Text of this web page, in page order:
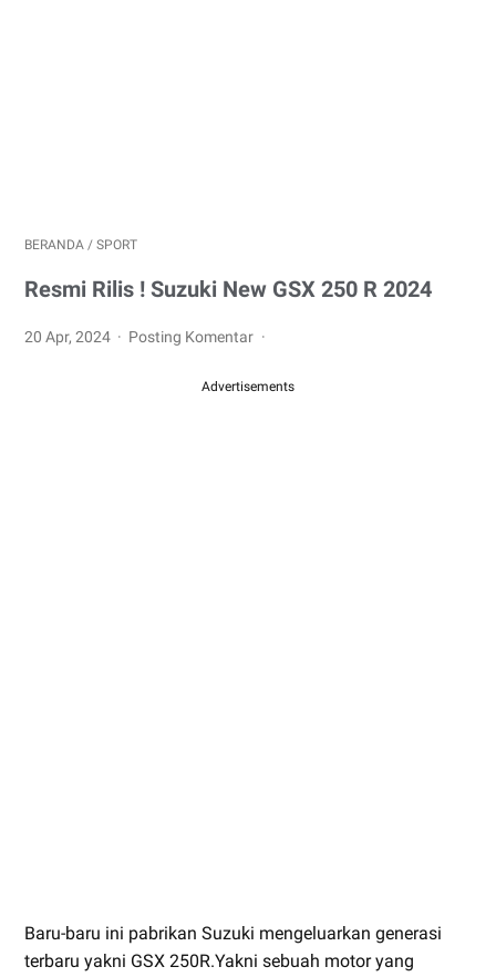
BERANDA / SPORT
Resmi Rilis ! Suzuki New GSX 250 R 2024
20 Apr, 2024 Posting Komentar
Advertisements
Baru-baru ini pabrikan Suzuki mengeluarkan generasi
terbaru yakni GSX 250R.Yakni sebuah motor yang